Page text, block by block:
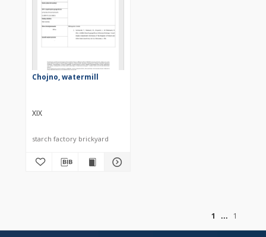
Chojno, watermill
XIX
starch factory brickyard
1
1